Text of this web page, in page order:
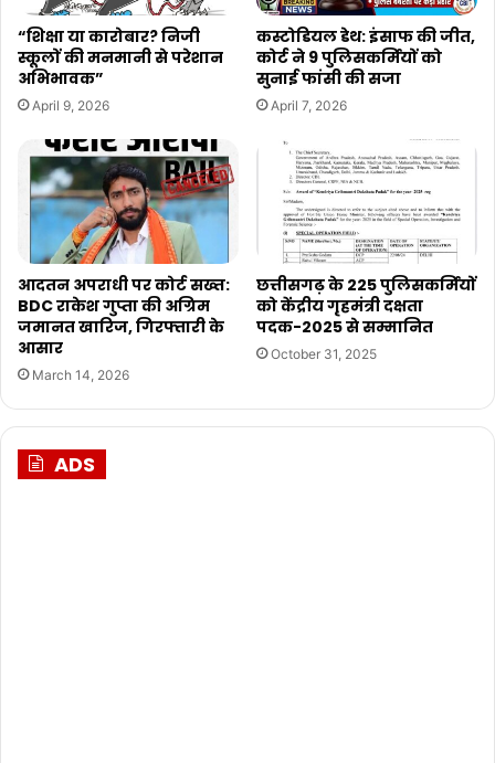
“शिक्षा या कारोबार? निजी
स्कूलों की मनमानी से परेशान
अभिभावक”
April 9, 2026
कस्टोडियल डेथ: इंसाफ की जीत,
कोर्ट ने 9 पुलिसकर्मियों को
सुनाई फांसी की सजा
April 7, 2026
आदतन अपराधी पर कोर्ट सख्त:
BDC राकेश गुप्ता की अग्रिम
जमानत खारिज, गिरफ्तारी के
आसार
March 14, 2026
छत्तीसगढ़ के 225 पुलिसकर्मियों
को केंद्रीय गृहमंत्री दक्षता
पदक-2025 से सम्मानित
October 31, 2025
ADS